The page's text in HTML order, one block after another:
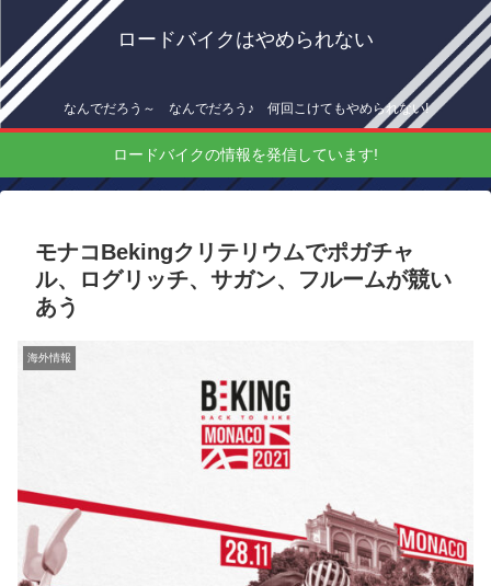
ロードバイクはやめられない
なんでだろう～ なんでだろう♪ 何回こけてもやめられない!
ロードバイクの情報を発信しています!
モナコBekingクリテリウムでポガチャ
ル、ログリッチ、サガン、フルームが競い
あう
海外情報